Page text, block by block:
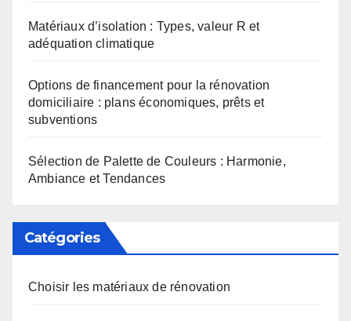
Matériaux d’isolation : Types, valeur R et
adéquation climatique
Options de financement pour la rénovation
domiciliaire : plans économiques, prêts et
subventions
Sélection de Palette de Couleurs : Harmonie,
Ambiance et Tendances
Catégories
Choisir les matériaux de rénovation